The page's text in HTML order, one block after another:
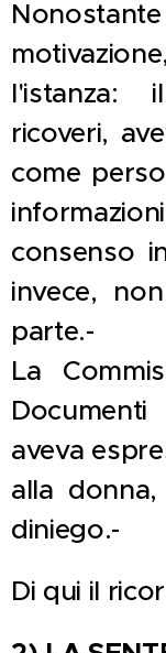
l'istanza:
ricoveri,
come
consenso
invece,
parte.-
La
aveva
alla
diniego.-
Di qui il